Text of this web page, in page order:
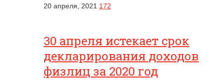
20 апреля, 2021 172
30 апреля истекает срок
декларирования доходов
физлиц за 2020 год